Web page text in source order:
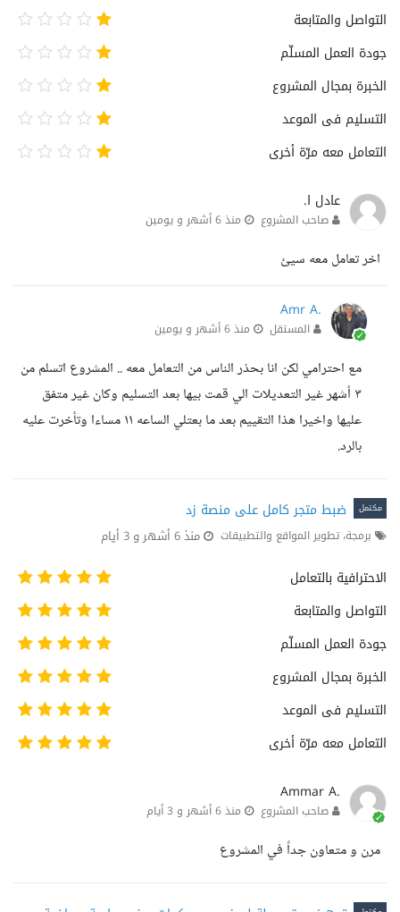
التواصل والمتابعة
جودة العمل المسلّم
الخبرة بمجال المشروع
التسليم فى الموعد
التعامل معه مرّة أخرى
عادل ا.
صاحب المشروع منذ 6 أشهر و يومين
اخر تعامل معه سيئ
Amr A.
المستقل منذ 6 أشهر و يومين
مع احترامي لكن انا بحذر الناس من التعامل معه .. المشروع اتسلم من
٣ أشهر غير التعديلات الي قمت بيها بعد التسليم وكان غير متفق
عليها واخيرا هذا التقييم بعد ما بعتلي الساعه ١١ مساءا وتأخرت عليه
بالرد.
مكتمل ضبط متجر كامل على منصة زد
برمجة، تطوير المواقع والتطبيقات منذ 6 أشهر و 3 أيام
الاحترافية بالتعامل
التواصل والمتابعة
جودة العمل المسلّم
الخبرة بمجال المشروع
التسليم فى الموعد
التعامل معه مرّة أخرى
Ammar A.
صاحب المشروع منذ 6 أشهر و 3 أيام
مرن و متعاون جداً في المشروع